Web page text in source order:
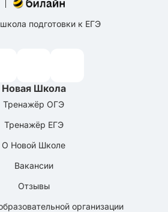
подготовки к ЕГЭ
Новая Школа
Тренажёр ОГЭ
Тренажёр ЕГЭ
О Новой Школе
Вакансии
Отзывы
организации